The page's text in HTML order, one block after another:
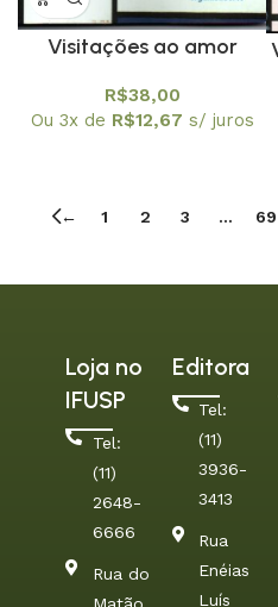
Visitações ao amor
R$38,00
Ou 3x de R$12,67 s/ juros
← 1 2 3 … 69
Loja no
IFUSP
Tel:
(11)
2648-
6666
Rua do
Editora
Tel:
(11)
3936-
3413
Rua
Enéias
Luís